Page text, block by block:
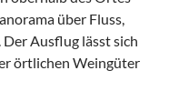
über Fluss,
Ausflug lässt sich
örtlichen Weingüter